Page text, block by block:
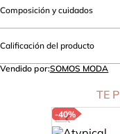
Composición y cuidados
Calificación del producto
Vendido por:SOMOS MODA
TE
-40%